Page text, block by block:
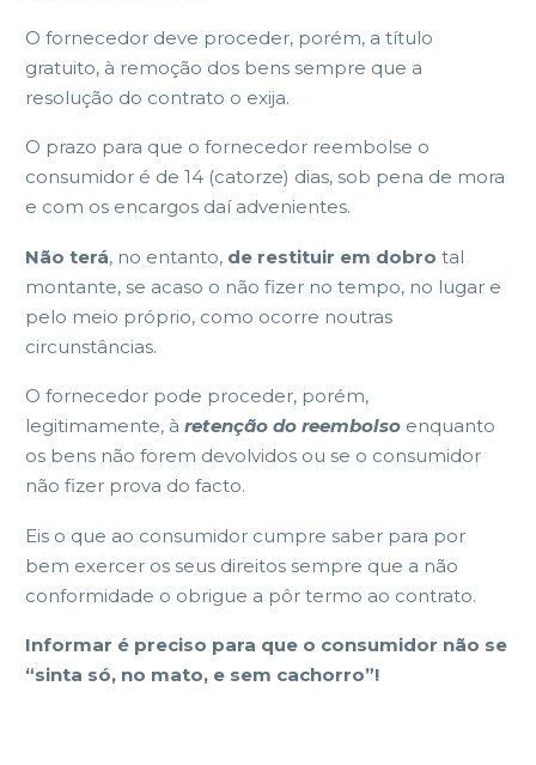
O fornecedor deve proceder, porém, a título
gratuito, à remoção dos bens sempre que a
resolução do contrato o exija.
O prazo para que o fornecedor reembolse o
consumidor é de 14 (catorze) dias, sob pena de mora
e com os encargos daí advenientes.
Não terá, no entanto, de restituir em dobro tal
montante, se acaso o não fizer no tempo, no lugar e
pelo meio próprio, como ocorre noutras
circunstâncias.
O fornecedor pode proceder, porém,
legitimamente, à retenção do reembolso enquanto
os bens não forem devolvidos ou se o consumidor
não fizer prova do facto.
Eis o que ao consumidor cumpre saber para por
bem exercer os seus direitos sempre que a não
conformidade o obrigue a pôr termo ao contrato.
Informar é preciso para que o consumidor não se
“sinta só, no mato, e sem cachorro”!